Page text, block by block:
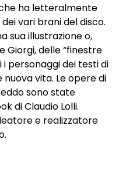
ha letteralmente
vari brani del disco.
sua illustrazione o,
Giorgi, delle “finestre
personaggi dei testi di
vita. Le opere di
sono state
di Claudio Lolli.
e realizzatore